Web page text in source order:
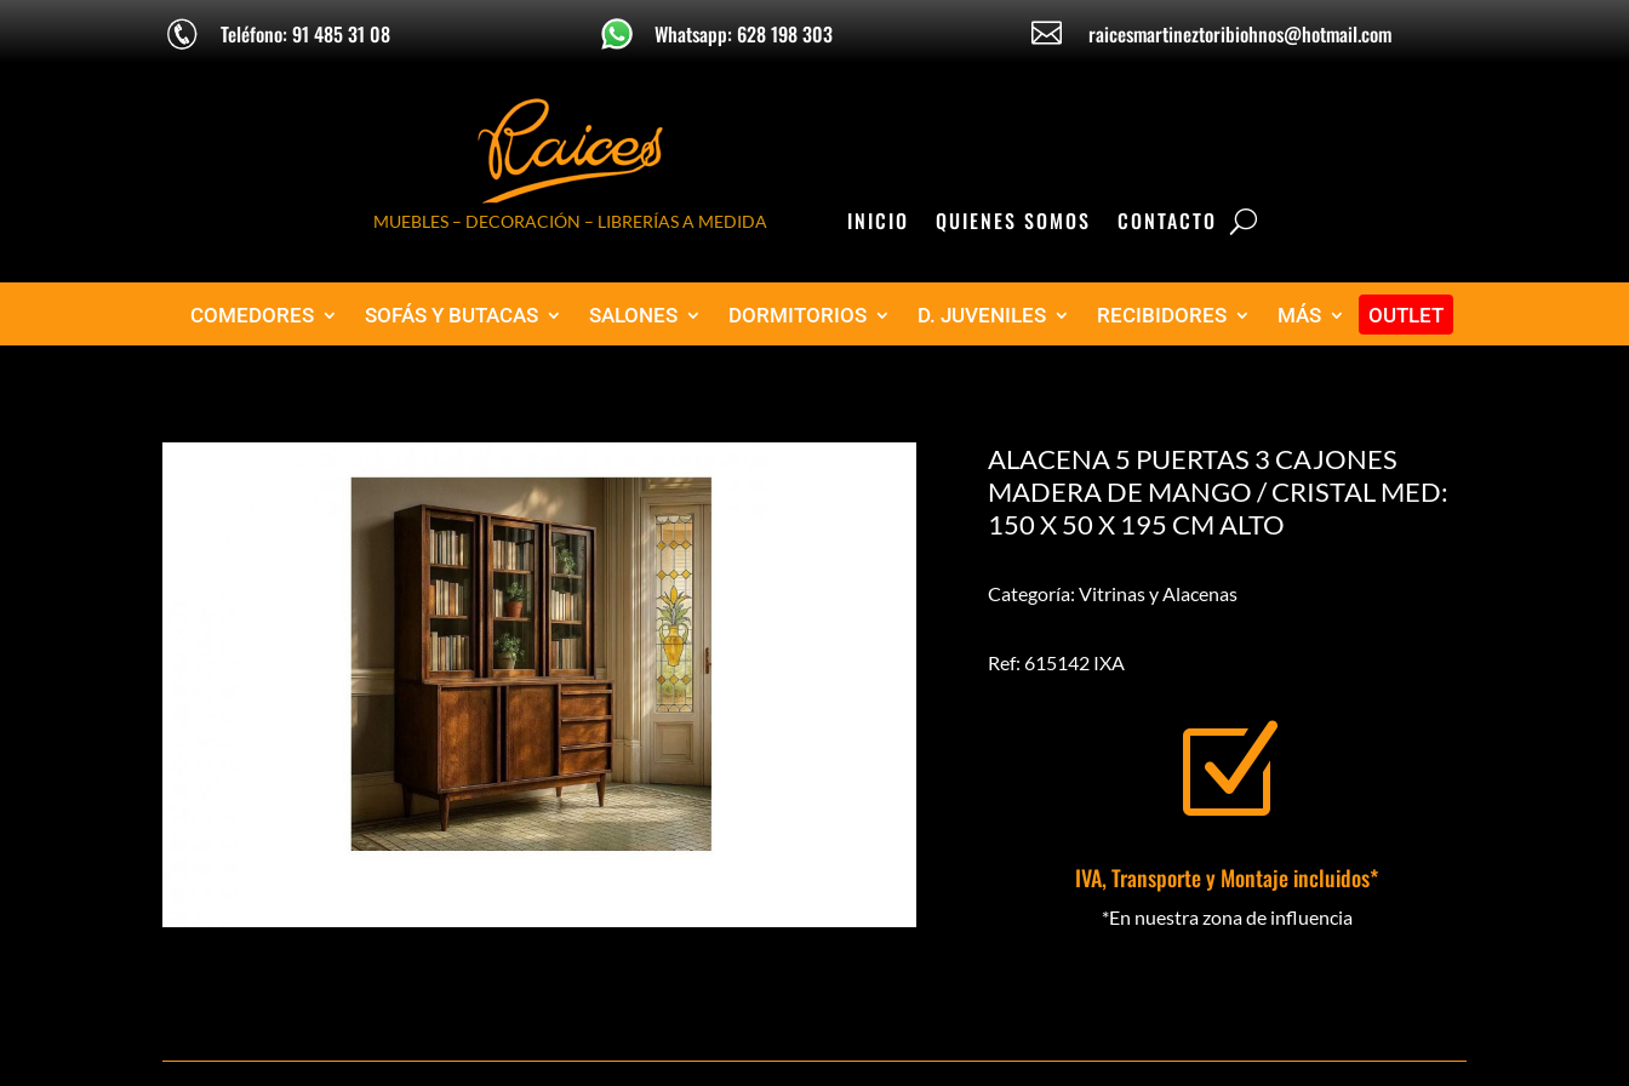
Teléfono: 91 485 31 08 Whatsapp: 628 198 303  raicesmartineztoribiohnos@hotmail.com
MUEBLES – DECORACIÓN – LIBRERÍAS A MEDIDA INICIO QUIENES SOMOS CONTACTO
COMEDORES SOFÁS Y BUTACAS SALONES DORMITORIOS D. JUVENILES RECIBIDORES MÁS OUTLET
ALACENA 5 PUERTAS 3 CAJONES
MADERA DE MANGO / CRISTAL MED:
150 X 50 X 195 CM ALTO
Categoría: Vitrinas y Alacenas
Ref: 615142 IXA
Z
IVA, Transporte y Montaje incluidos*
*En nuestra zona de influencia